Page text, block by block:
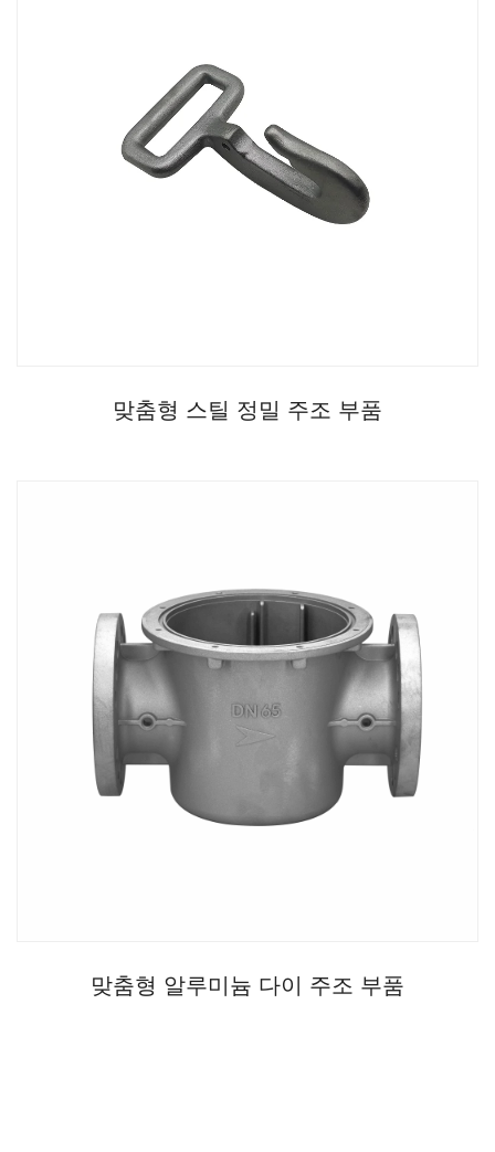
맞춤형 스틸 정밀 주조 부품
맞춤형 알루미늄 다이 주조 부품